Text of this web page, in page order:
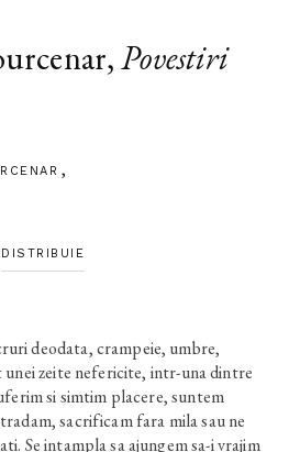
,Povestiri
DISTRIBUIE
deodata, crampeie, umbre,
zeite nefericite, intr-una dintre
si simtim placere, suntem
sacrificam fara mila sau ne
Se intampla sa ajungem sa-i vrajim